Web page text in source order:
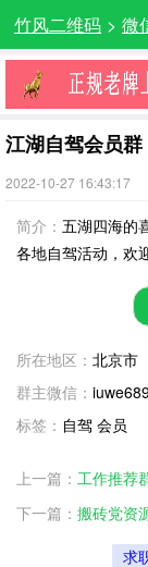
竹风二维码 > 微
江湖自驾会员群
2022-10-27 16:43:17
简介： 五湖四海的
各地自驾活动，欢
所在地区： 北京市
群主微信：
标签： 自驾 会员
上一篇： 工作推荐
下一篇： 搬砖党资
求